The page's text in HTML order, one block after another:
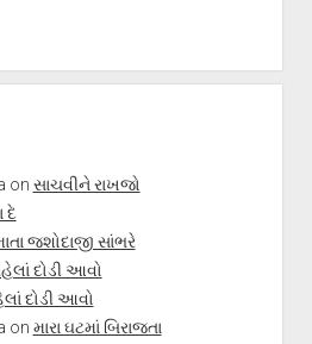
on સાચવીને રાખજો
દે
જશોદાજી સાંભરે
દોડી આવો
દોડી આવો
on મારા ઘટમાં બિરાજતા